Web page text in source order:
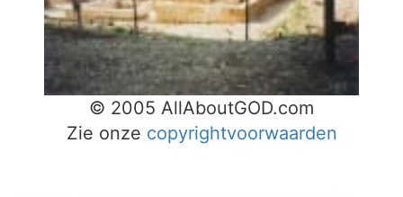
© 2005 AllAboutGOD.com
Zie onze copyrightvoorwaarden